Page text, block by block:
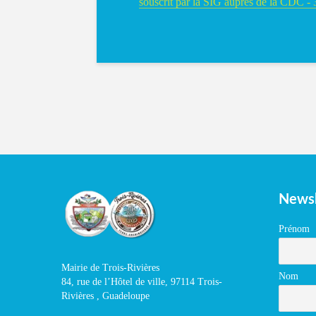
Mairie de Trois-Rivières
84, rue de l’Hôtel de ville, 97114 Trois-
Rivières , Guadeloupe
Prénom
Nom